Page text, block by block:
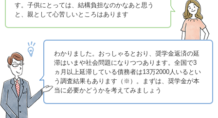
す。子供にとっては、結構負担なのかなあと思う
と、親として心苦しいところはあります
わかりました。おっしゃるとおり、奨学金返済の延
滞はいまや社会問題になりつつあります。全国で3
ヵ月以上延滞している債務者は13万2000人いるとい
う調査結果もあります（※）。まずは、奨学金が本
当に必要かどうかを考えてみましょう